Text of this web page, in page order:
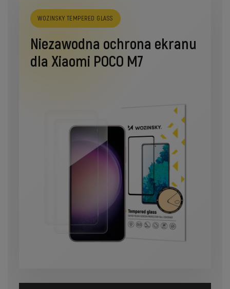
WOZINSKY TEMPERED GLASS
Niezawodna ochrona ekranu
dla Xiaomi POCO M7